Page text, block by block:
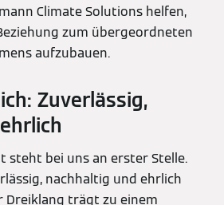
Climate Solutions helfen,
zum übergeordneten
aufzubauen.
Zuverlässig,
steht bei uns an erster Stelle.
nachhaltig und ehrlich
Dreiklang trägt zu einem